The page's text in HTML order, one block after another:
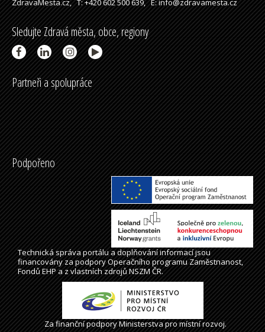
ZdravaMesta.cz,T: +420 602 500 639,E: info@zdravamesta.cz
Sledujte Zdravá města, obce, regiony
Partneři a spolupráce
Podpořeno
Technická správaportálua doplňování informací jsou
financovány za podpory Operačního programu Zaměstnanost,
Fondů EHP a z vlastních zdrojů NSZM ČR.
Za finanční podpory Ministerstva pro místní rozvoj.